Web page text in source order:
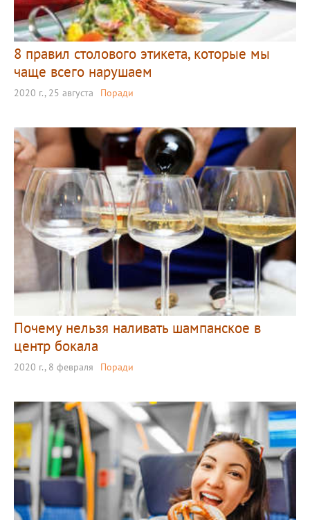
8 правил столового этикета, которые мы
чаще всего нарушаем
2020 г., 25 августа Поради
Почему нельзя наливать шампанское в
центр бокала
2020 г., 8 февраля Поради